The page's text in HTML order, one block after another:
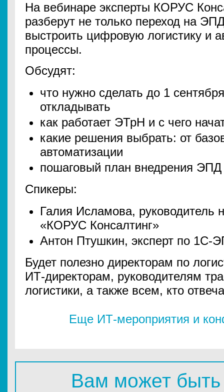
На вебинаре эксперты КОРУС
разберут не только переход на
выстроить цифровую логистику и
процессы.
Обсудят:
что нужно сделать до 1
откладывать
как работает ЭТрН и с чего
какие решения выбрать: от
автоматизации
пошаговый план внедрения ЭПД
Спикеры:
Галия Исламова, руководитель
«КОРУС Консалтинг»
Антон Птушкин, эксперт по 1С-
Будет полезно директорам по
ИТ-директорам, руководителям
логистики, а также всем, кто
Еще ИТ-мероприятия и
Вам может быть